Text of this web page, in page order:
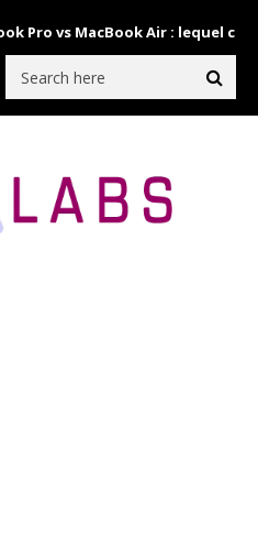
Pro vs MacBook Air : lequel